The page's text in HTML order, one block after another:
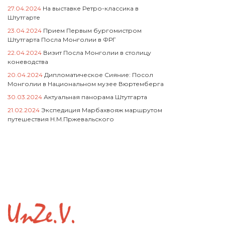
27.04.2024 На выставке Ретро-классика в
Штутгарте
23.04.2024 Прием Первым бургомистром
Штутгарта Посла Монголии в ФРГ
22.04.2024 Визит Посла Монголии в столицу
коневодства
20.04.2024 Дипломатическое Сияние: Посол
Монголии в Национальном музее Вюртемберга
30.03.2024 Актуальная панорама Штутгарта
21.02.2024 Экспедиция Марбахвояж маршрутом
путешествия Н.М.Пржевальского